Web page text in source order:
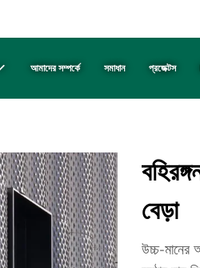
আমাদের সম্পর্কে সমাধান প্রজেক্টস
বেড়া
উচ্চ-মানের